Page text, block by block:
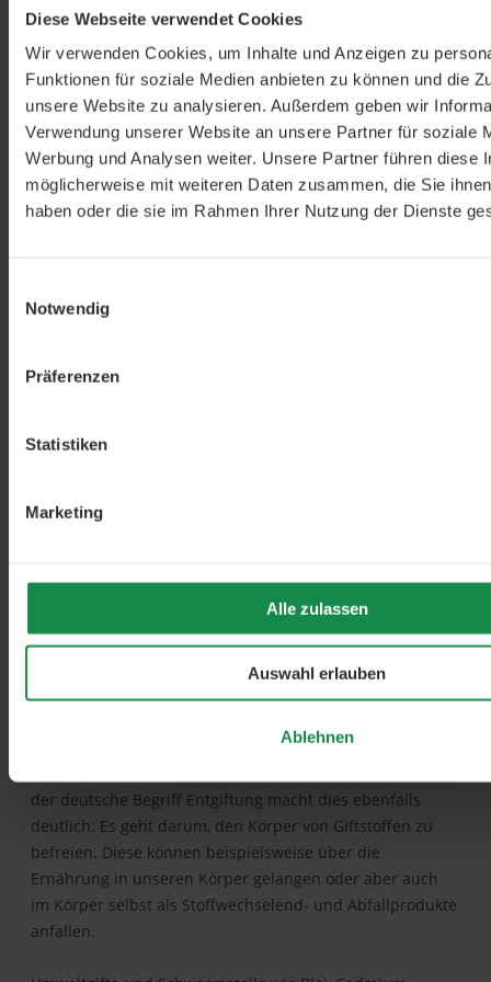
Diese Webseite verwendet Cookies
Wir verwenden Cookies, um Inhalte und Anzeigen zu
Funktionen für soziale Medien anbieten zu können und die
unsere Website zu analysieren. Außerdem geben wir
Verwendung unserer Website an unsere Partner für soziale
Werbung und Analysen weiter. Unsere Partner führen diese
möglicherweise mit weiteren Daten zusammen, die Sie
haben oder die sie im Rahmen Ihrer Nutzung der Dienste
Notwendig
Präferenzen
Statistiken
Marketing
Alle zulassen
Auswahl erlauben
Ablehnen
Mit Zeolith Schwermetalle
über den Darm ausleiten
der deutsche Begriff Entgiftung macht dies ebenfalls
deutlich: Es geht darum, den Körper von Giftstoffen zu
befreien. Diese können beispielsweise über die
Ernährung in unseren Körper gelangen oder aber auch
im Körper selbst als Stoffwechselend- und Abfallprodukte
anfallen.